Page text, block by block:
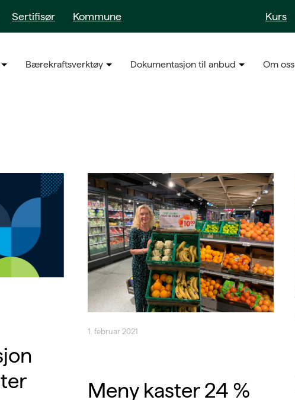
Sertifisør Kommune Kurs
Bærekraftsverktøy Dokumentasjon til anbud Om oss
1. februar 2021
Meny kaster 24 %